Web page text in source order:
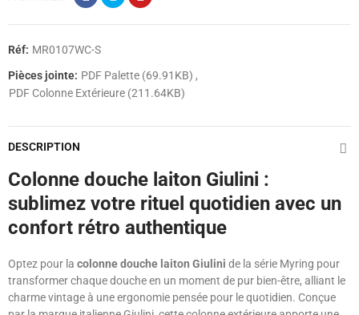
Réf: MR0107WC-S
Pièces jointe: PDF Palette (69.91KB)
PDF Colonne Extérieure (211.64KB)
DESCRIPTION
Colonne douche laiton Giulini :
sublimez votre rituel quotidien avec un
confort rétro authentique
Optez pour la colonne douche laiton Giulini de la série Myring pour
transformer chaque douche en un moment de pur bien-être, alliant le
charme vintage à une ergonomie pensée pour le quotidien. Conçue